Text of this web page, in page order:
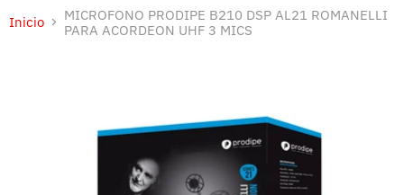
Inicio
MICROFONO PRODIPE B210 DSP AL21 ROMANELLI
PARA ACORDEON UHF 3 MICS